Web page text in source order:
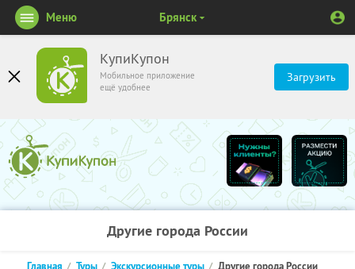
КупиКупон
Мобильное приложение
ещё удобнее
Загрузить
Меню Брянск
Другие города России
Главная Туры Экскурсионные туры Другие города России